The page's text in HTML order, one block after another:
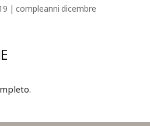
| compleanni dicembre